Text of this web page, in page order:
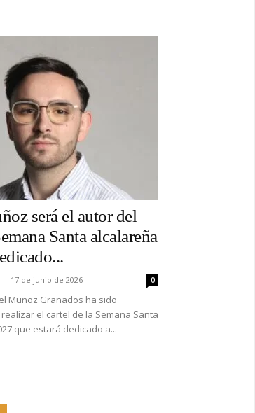
será el autor del
Santa alcalareña
- 17 de junio de 2026 0
Muñoz Granados ha sido
el cartel de la Semana Santa
que estará dedicado a...